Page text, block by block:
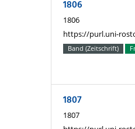
1806
1806
https://purl.uni-
Band (Zeitschrift)
1807
1807